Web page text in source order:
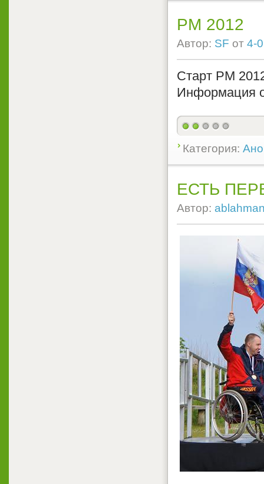
РМ 2012
Автор: SF от 4-
Старт РМ
Информация
Категория:
ЕСТЬ
Автор: